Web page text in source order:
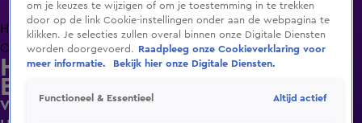
HomeUitzending Gemist Programma's De Bondgenoten
OranjezomerLivestreamsShop
Hart van Nederland - Late
Editie
Vandalen richten ravage aan op stations in
om je keuzes te wijzigen of om je toestemming in te trekken
door op de link Cookie-instellingen onder aan de webpagina te
klikken. Je selecties zullen overal binnen onze Digitale Diensten
worden doorgevoerd.
Raadpleeg onze Cookieverklaring voor
meer informatie.
Bekijk hier onze Digitale Diensten.
Functioneel & Essentieel Altijd actief